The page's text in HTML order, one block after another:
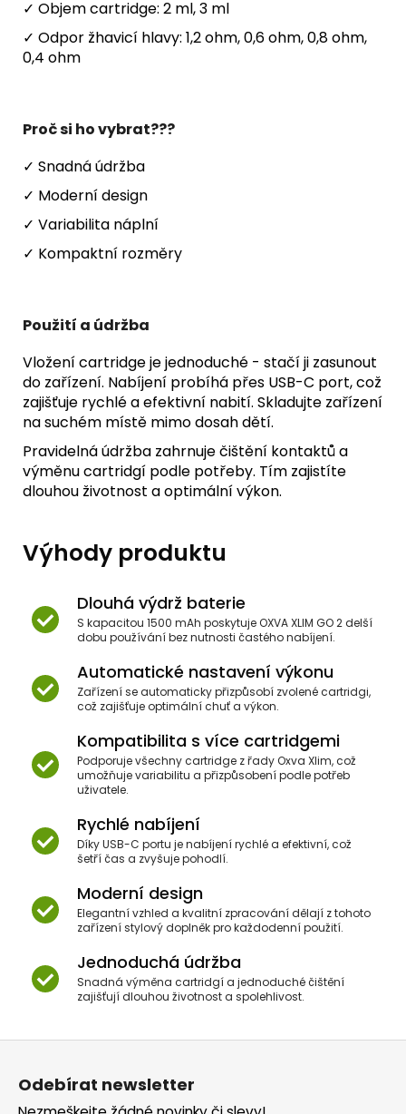
✓ Objem cartridge: 2 ml, 3 ml
✓ Odpor žhavicí hlavy: 1,2 ohm, 0,6 ohm, 0,8 ohm,
0,4 ohm
Proč si ho vybrat???
✓ Snadná údržba
✓ Moderní design
✓ Variabilita náplní
✓ Kompaktní rozměry
Použití a údržba
Vložení cartridge je jednoduché - stačí ji zasunout
do zařízení. Nabíjení probíhá přes USB-C port, což
zajišťuje rychlé a efektivní nabití. Skladujte zařízení
na suchém místě mimo dosah dětí.
Pravidelná údržba zahrnuje čištění kontaktů a
výměnu cartridgí podle potřeby. Tím zajistíte
dlouhou životnost a optimální výkon.
Výhody produktu
Dlouhá výdrž baterie
S kapacitou 1500 mAh poskytuje OXVA XLIM GO 2 delší
dobu používání bez nutnosti častého nabíjení.
Automatické nastavení výkonu
Zařízení se automaticky přizpůsobí zvolené cartridgi,
což zajišťuje optimální chuť a výkon.
Kompatibilita s více cartridgemi
Podporuje všechny cartridge z řady Oxva Xlim, což
umožňuje variabilitu a přizpůsobení podle potřeb
uživatele.
Rychlé nabíjení
Díky USB-C portu je nabíjení rychlé a efektivní, což
šetří čas a zvyšuje pohodlí.
Moderní design
Elegantní vzhled a kvalitní zpracování dělají z tohoto
zařízení stylový doplněk pro každodenní použití.
Jednoduchá údržba
Snadná výměna cartridgí a jednoduché čištění
zajišťují dlouhou životnost a spolehlivost.
Z
Odebírat newsletter